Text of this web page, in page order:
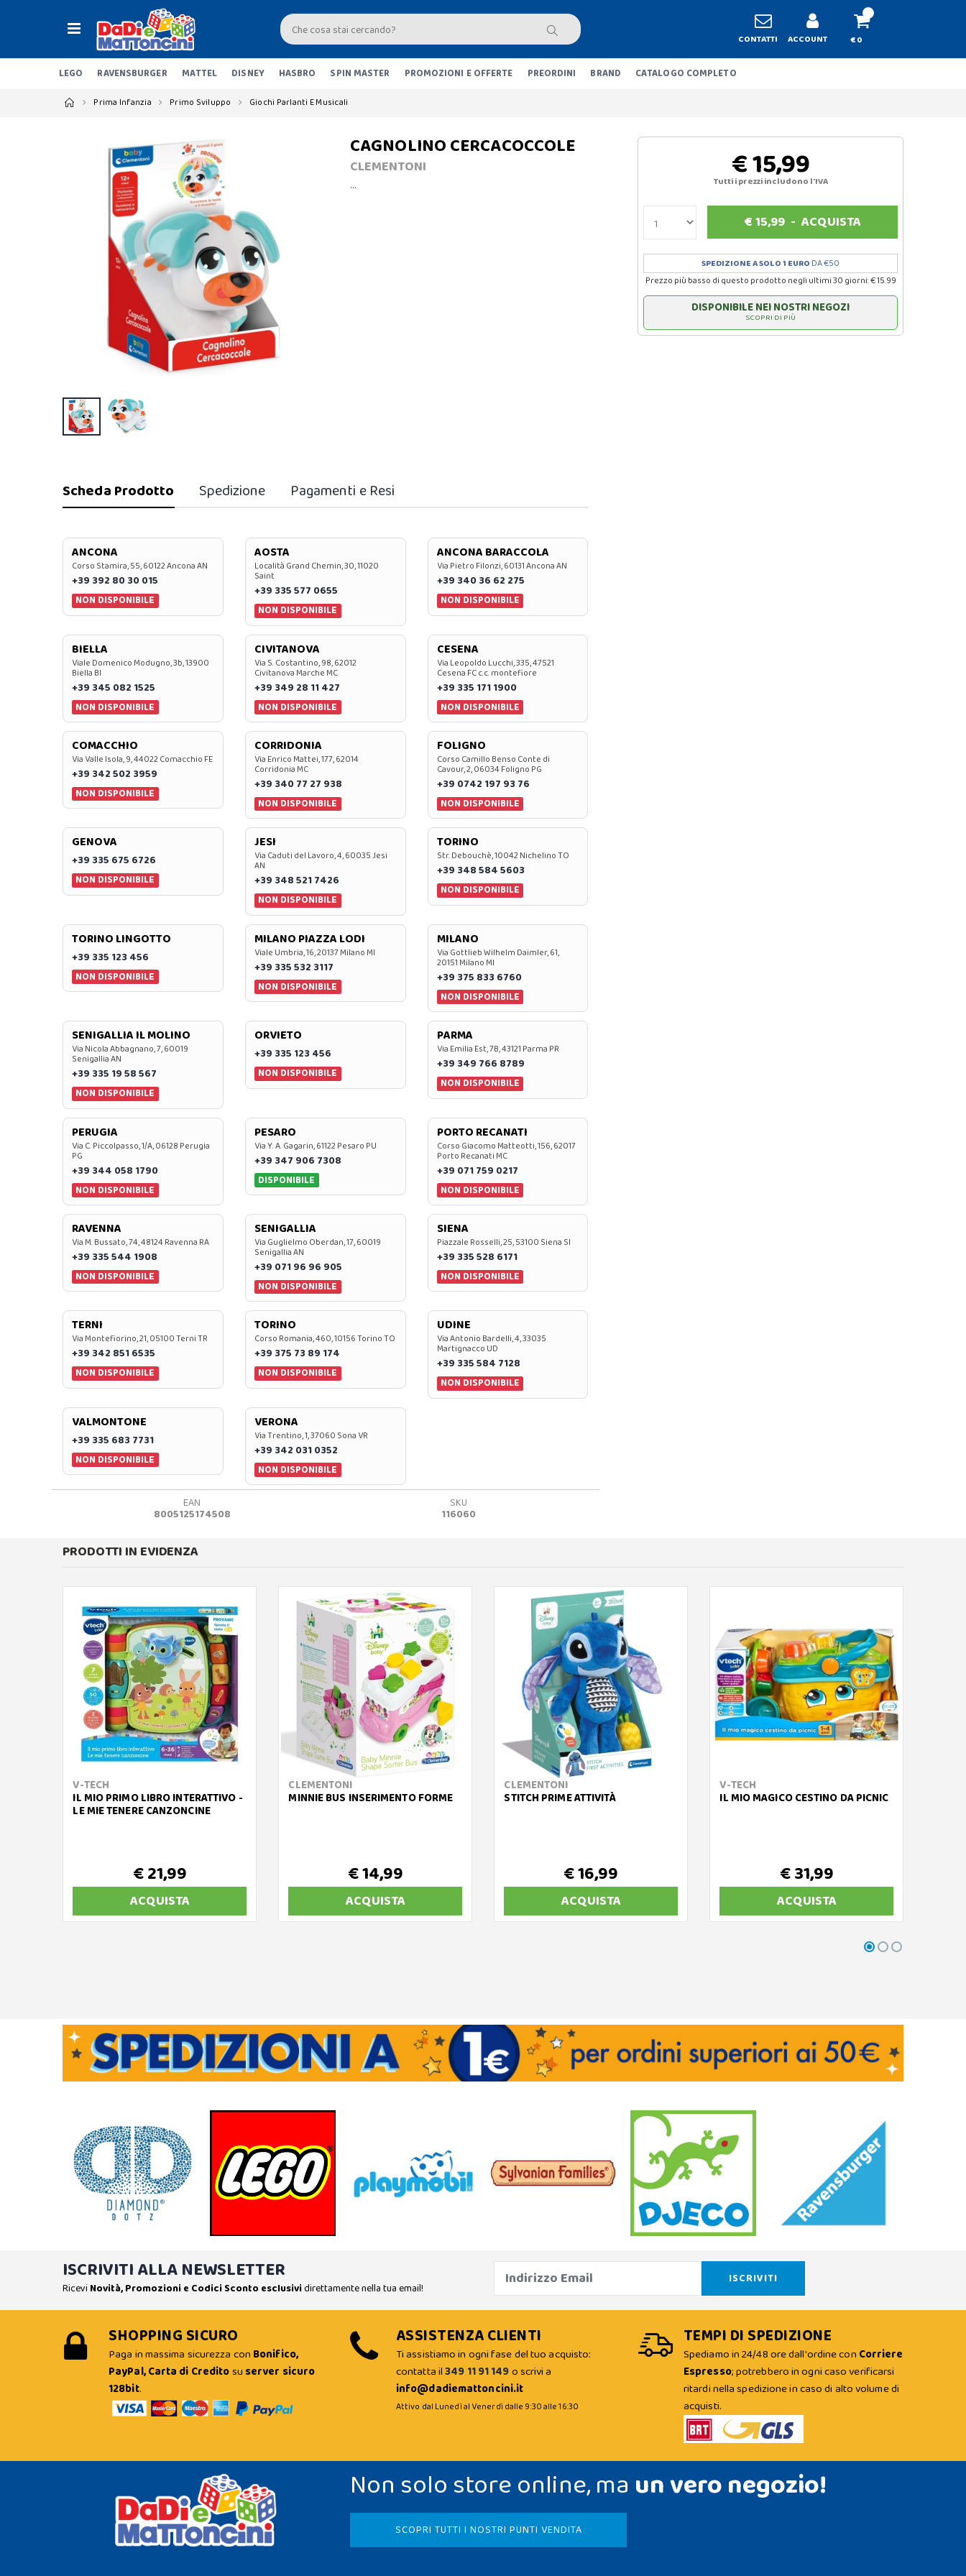
CONTATTI ACCOUNT € 0
LEGO RAVENSBURGER MATTEL DISNEY HASBRO SPIN MASTER PROMOZIONI E OFFERTE PREORDINI BRAND CATALOGO COMPLETO
Prima Infanzia Primo Sviluppo Giochi Parlanti E Musicali
CAGNOLINO CERCACOCCOLE
CLEMENTONI
… € 15,99
Tutti i prezzi includono l'IVA
€15,99- ACQUISTA
SPEDIZIONE A SOLO 1 EURO DA €50
Prezzo più basso di questo prodotto negli ultimi 30 giorni: € 15.99
DISPONIBILE NEI NOSTRI NEGOZI
SCOPRI DI PIÙ
Scheda Prodotto Spedizione Pagamenti e Resi
ANCONA
Corso Stamira, 55, 60122 Ancona AN
+39 392 80 30 015
NON DISPONIBILE
AOSTA
Località Grand Chemin, 30, 11020
Saint
+39 335 577 0655
NON DISPONIBILE
ANCONA BARACCOLA
Via Pietro Filonzi, 60131 Ancona AN
+39 340 36 62 275
NON DISPONIBILE
BIELLA
Viale Domenico Modugno, 3b, 13900
Biella BI
+39 345 082 1525
NON DISPONIBILE
CIVITANOVA
Via S. Costantino, 98, 62012
Civitanova Marche MC
+39 349 28 11 427
NON DISPONIBILE
CESENA
Via Leopoldo Lucchi, 335, 47521
Cesena FC c.c. montefiore
+39 335 171 1900
NON DISPONIBILE
COMACCHIO
Via Valle Isola, 9, 44022 Comacchio FE
+39 342 502 3959
NON DISPONIBILE
CORRIDONIA
Via Enrico Mattei, 177, 62014
Corridonia MC
+39 340 77 27 938
NON DISPONIBILE
FOLIGNO
Corso Camillo Benso Conte di
Cavour, 2, 06034 Foligno PG
+39 0742 197 93 76
NON DISPONIBILE
GENOVA
+39 335 675 6726
NON DISPONIBILE
JESI
Via Caduti del Lavoro, 4, 60035 Jesi
AN
+39 348 521 7426
NON DISPONIBILE
TORINO
Str. Debouchè, 10042 Nichelino TO
+39 348 584 5603
NON DISPONIBILE
TORINO LINGOTTO
+39 335 123 456
NON DISPONIBILE
MILANO PIAZZA LODI
Viale Umbria, 16, 20137 Milano MI
+39 335 532 3117
NON DISPONIBILE
MILANO
Via Gottlieb Wilhelm Daimler, 61,
20151 Milano MI
+39 375 833 6760
NON DISPONIBILE
SENIGALLIA IL MOLINO
Via Nicola Abbagnano, 7, 60019
Senigallia AN
+39 335 19 58 567
NON DISPONIBILE
ORVIETO
+39 335 123 456
NON DISPONIBILE
PARMA
Via Emilia Est, 7B, 43121 Parma PR
+39 349 766 8789
NON DISPONIBILE
PERUGIA
Via C. Piccolpasso, 1/A, 06128 Perugia
PG
+39 344 058 1790
NON DISPONIBILE
PESARO
Via Y. A. Gagarin, 61122 Pesaro PU
+39 347 906 7308
DISPONIBILE
PORTO RECANATI
Corso Giacomo Matteotti, 156, 62017
Porto Recanati MC
+39 071 759 0217
NON DISPONIBILE
RAVENNA
Via M. Bussato, 74, 48124 Ravenna RA
+39 335 544 1908
NON DISPONIBILE
SENIGALLIA
Via Guglielmo Oberdan, 17, 60019
Senigallia AN
+39 071 96 96 905
NON DISPONIBILE
SIENA
Piazzale Rosselli, 25, 53100 Siena SI
+39 335 528 6171
NON DISPONIBILE
TERNI
Via Montefiorino, 21, 05100 Terni TR
+39 342 851 6535
NON DISPONIBILE
TORINO
Corso Romania, 460, 10156 Torino TO
+39 375 73 89 174
NON DISPONIBILE
UDINE
Via Antonio Bardelli, 4, 33035
Martignacco UD
+39 335 584 7128
NON DISPONIBILE
VALMONTONE
+39 335 683 7731
NON DISPONIBILE
VERONA
Via Trentino, 1, 37060 Sona VR
+39 342 031 0352
NON DISPONIBILE
EAN
8005125174508
SKU
116060
PRODOTTI IN EVIDENZA
V-TECH
IL MIO PRIMO LIBRO INTERATTIVO -
LE MIE TENERE CANZONCINE
€ 21,99
ACQUISTA
CLEMENTONI
MINNIE BUS INSERIMENTO FORME
€ 14,99
ACQUISTA
CLEMENTONI
STITCH PRIME ATTIVITÀ
€ 16,99
ACQUISTA
V-TECH
IL MIO MAGICO CESTINO DA PICNIC
€ 31,99
ACQUISTA
ISCRIVITI ALLA NEWSLETTER
Ricevi Novità, Promozioni e Codici Sconto esclusividirettamente nella tua email!
SHOPPING SICURO
Paga in massima sicurezza con Bonifico,
PayPal, Carta di Creditosu server sicuro
128bit.
ASSISTENZA CLIENTI
Ti assistiamo in ogni fase del tuo acquisto:
contatta il349 11 91 149o scrivi a
info@dadiemattoncini.it
Attivo dal Lunedì al Venerdì dalle 9:30 alle 16:30
TEMPI DI SPEDIZIONE
Spediamo in 24/48 ore dall'ordine con Corriere
Espresso; potrebbero in ogni caso verificarsi
ritardi nella spedizione in caso di alto volume di
acquisti.
Non solo store online, ma un vero negozio!
SCOPRI TUTTI I NOSTRI PUNTI VENDITA